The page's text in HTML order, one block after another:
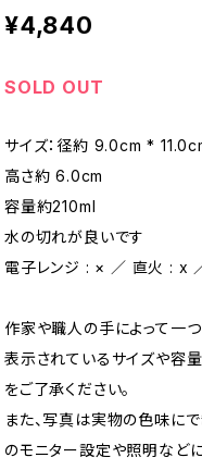
¥4,840
SOLD OUT
サイズ：径約 9.0cm *
高さ約 6.0cm
容量約210ml
水の切れが良いです
電子レンジ : × ／ 直火 : x
作家や職人の手によって一
表示されているサイズや容
をご了承ください。
また、写真は実物の色味に
のモニター設定や照明など